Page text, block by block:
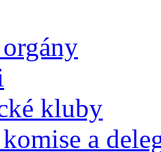
kluby
a